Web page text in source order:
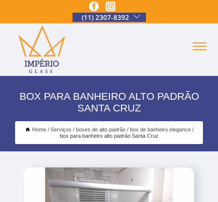
(11) 2307-8392
BOX PARA BANHEIRO ALTO PADRÃO
SANTA CRUZ
Home Serviços boxes de alto padrão
box de banheiro elegance
box para banheiro alto padrão Santa Cruz